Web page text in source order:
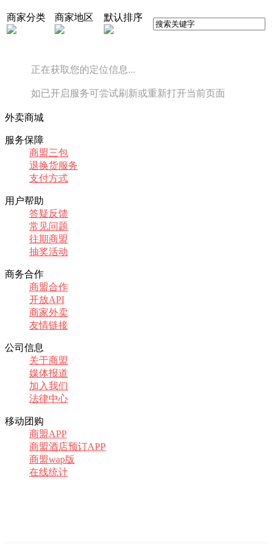
商家分类 商家地区 默认排序
正在获取您的定位信息...
如已开启服务可尝试刷新或重新打开当前页面
外卖商城
服务保障
商盟三包
退换货服务
支付方式
用户帮助
答疑反馈
常见问题
往期商盟
抽奖活动
商务合作
商盟合作
开放API
商家外卖
友情链接
公司信息
关于商盟
媒体报道
加入我们
法律中心
移动团购
商盟APP
商盟酒店预订APP
商盟wap版
在线统计